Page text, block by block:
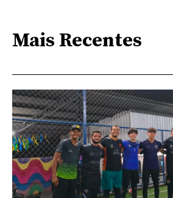
Mais Recentes